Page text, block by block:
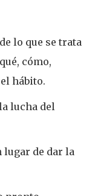
lo que se trata
cómo,
hábito.
lucha del
lugar de dar la